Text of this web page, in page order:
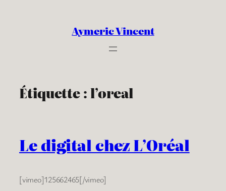
Aymeric Vincent
Étiquette :l’oreal
Le digital chez L’Oréal
[vimeo]125662465[/vimeo]